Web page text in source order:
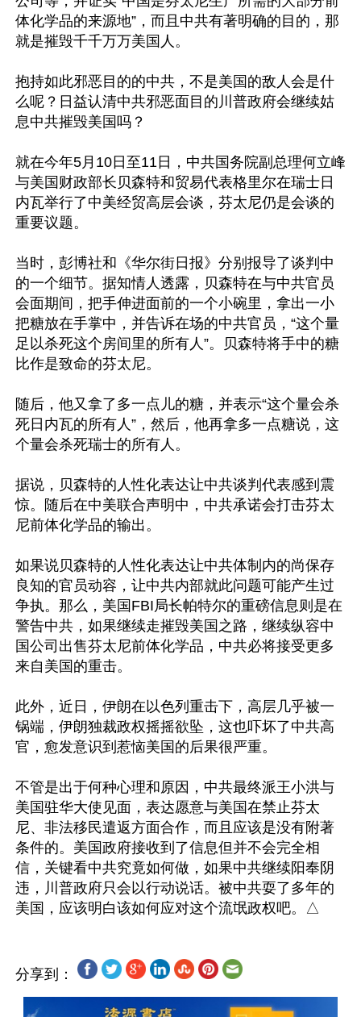
体化学品的来源地”，而且中共有著明确的目的，那
就是摧毁千千万万美国人。
抱持如此邪恶目的的中共，不是美国的敌人会是什
么呢？日益认清中共邪恶面目的川普政府会继续姑
息中共摧毁美国吗？
就在今年5月10日至11日，中共国务院副总理何立峰
与美国财政部长贝森特和贸易代表格里尔在瑞士日
内瓦举行了中美经贸高层会谈，芬太尼仍是会谈的
重要议题。
当时，彭博社和《华尔街日报》分别报导了谈判中
的一个细节。据知情人透露，贝森特在与中共官员
会面期间，把手伸进面前的一个小碗里，拿出一小
把糖放在手掌中，并告诉在场的中共官员，“这个量
足以杀死这个房间里的所有人”。贝森特将手中的糖
比作是致命的芬太尼。
随后，他又拿了多一点儿的糖，并表示“这个量会杀
死日内瓦的所有人”，然后，他再拿多一点糖说，这
个量会杀死瑞士的所有人。
据说，贝森特的人性化表达让中共谈判代表感到震
惊。随后在中美联合声明中，中共承诺会打击芬太
尼前体化学品的输出。
如果说贝森特的人性化表达让中共体制内的尚保存
良知的官员动容，让中共内部就此问题可能产生过
争执。那么，美国FBI局长帕特尔的重磅信息则是在
警告中共，如果继续走摧毁美国之路，继续纵容中
国公司出售芬太尼前体化学品，中共必将接受更多
来自美国的重击。
此外，近日，伊朗在以色列重击下，高层几乎被一
锅端，伊朗独裁政权摇摇欲坠，这也吓坏了中共高
官，愈发意识到惹恼美国的后果很严重。
不管是出于何种心理和原因，中共最终派王小洪与
美国驻华大使见面，表达愿意与美国在禁止芬太
尼、非法移民遣返方面合作，而且应该是没有附著
条件的。美国政府接收到了信息但并不会完全相
信，关键看中共究竟如何做，如果中共继续阳奉阴
违，川普政府只会以行动说话。被中共耍了多年的
分享到：